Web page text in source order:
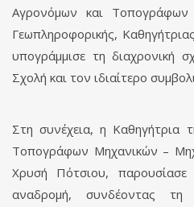
Αγρονόμων και
Γεωπληροφορικής,
υπογράμμισε τη διαχρονική
Σχολή και τον ιδιαίτερο
Στη συνέχεια, η Καθηγήτρια
Τοπογράφων Μηχανικών –
Χρυσή Πότσιου, παρουσίασε
αναδρομή, συνδέοντας τη